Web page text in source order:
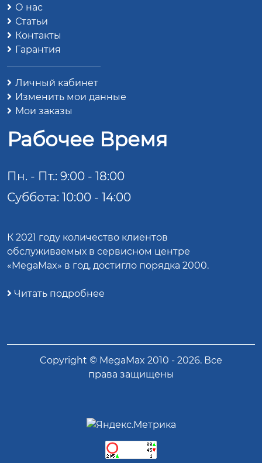
О нас
Статьи
Контакты
Гарантия
Личный кабинет
Изменить мои данные
Мои заказы
Рабочее Время
Пн. - Пт.: 9:00 - 18:00
Суббота: 10:00 - 14:00
К 2021 году количество клиентов
обслуживаемых в сервисном центре
«MegaMax» в год, достигло порядка 2000.
Читать подробнее
Copyright © MegaMax 2010 - 2026. Все
права защищены